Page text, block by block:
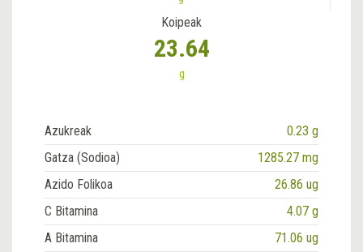
Koipeak
23.64
g
Azukreak
0.23 g
Gatza (Sodioa)
1285.27 mg
Azido Folikoa
26.86 ug
C Bitamina
4.07 g
A Bitamina
71.06 ug